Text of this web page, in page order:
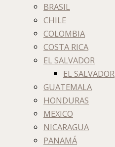
BRASIL
CHILE
COLOMBIA
COSTA RICA
EL SALVADOR
EL SALVADOR
GUATEMALA
HONDURAS
MEXICO
NICARAGUA
PANAMÁ